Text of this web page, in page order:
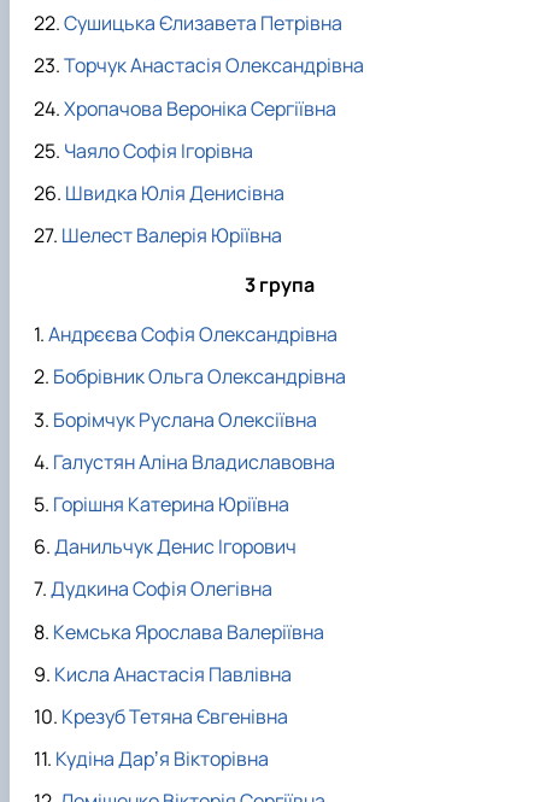
Сушицька Єлизавета Петрівна
Торчук Анастасія Олександрівна
Хропачова Вероніка Сергіївна
Чаяло Софія Ігорівна
Швидка Юлія Денисівна
Шелест Валерія Юріївна
3 група
Андрєєва Софія Олександрівна
Бобрівник Ольга Олександрівна
Борімчук Руслана Олексіївна
Галустян Аліна Владиславовна
Горішня Катерина Юріївна
Данильчук Денис Ігорович
Дудкина Софія Олегівна
Кемська Ярослава Валеріївна
Кисла Анастасія Павлівна
Крезуб Тетяна Євгенівна
Кудіна Дарʼя Вікторівна